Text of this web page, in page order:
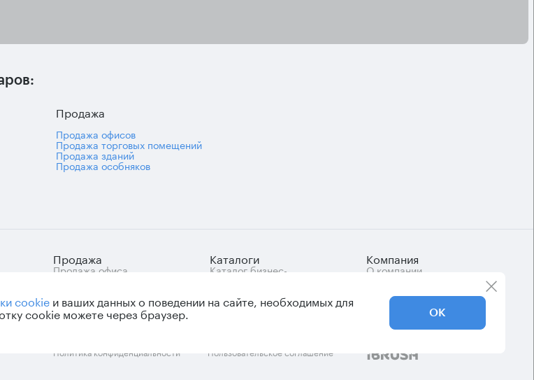
Продажа
Продажа офисов
Продажа торговых помещений
Продажа зданий
Продажа особняков
Продажа
Продажа офиса
Продажа нежилых
помещений
Каталоги
Каталог бизнес-
Компания
О компании
Политика конфиденциальности Пользовательское соглашение
cookieи ваших данных о поведении на сайте, необходимых для
cookie можете через браузер. ОК